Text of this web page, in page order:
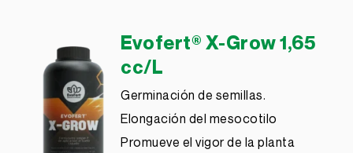
Evofert® X-Grow 1,65
cc/L
Germinación de semillas.
Elongación del mesocotilo
Promueve el vigor de la planta